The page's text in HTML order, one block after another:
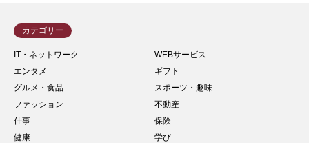
カテゴリー
IT・ネットワーク
WEBサービス
エンタメ
ギフト
グルメ・食品
スポーツ・趣味
ファッション
不動産
仕事
保険
健康
学び